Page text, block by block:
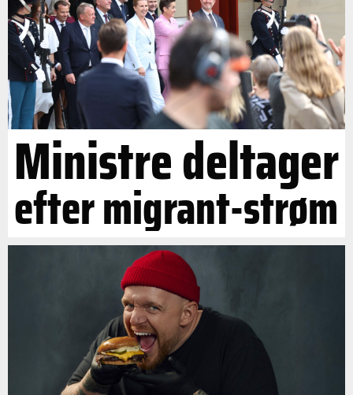
Ministre deltager
efter migrant-strøm